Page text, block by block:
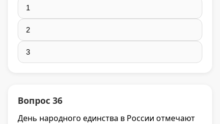
1
2
3
Вопрос 36
День народного единства в России отмечают